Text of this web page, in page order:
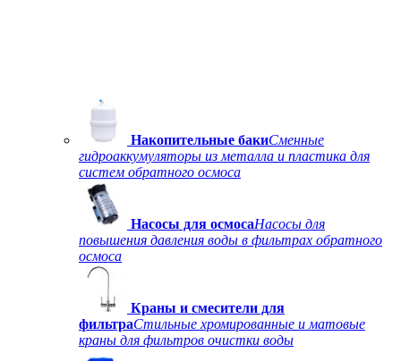
Накопительные бакиСменные
гидроаккумуляторы из металла и пластика для
систем обратного осмоса
Насосы для осмосаНасосы для
повышения давления воды в фильтрах обратного
осмоса
Краны и смесители для
фильтраСтильные хромированные и матовые
краны для фильтров очистки воды